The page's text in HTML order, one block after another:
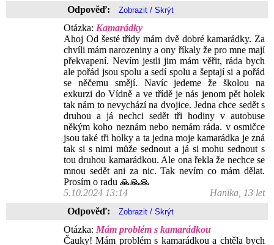
Odpověď:
Otázka: Kamarádky
Ahoj Od šesté třídy mám dvě dobré kamarádky. Za
chvíli mám narozeniny a ony říkaly že pro mne mají
překvapení. Nevím jestli jim mám věřit, ráda bych
ale pořád jsou spolu a sedí spolu a šeptají si a pořád
se něčemu smějí. Navíc jedeme že školou na
exkurzi do Vídně a ve třídě je nás jenom pět holek
tak nám to nevychází na dvojice. Jedna chce sedět s
druhou a já nechci sedět tři hodiny v autobuse
někým koho neznám nebo nemám ráda. v osmičce
jsou také tři holky a ta jedna moje kamarádka je zná
tak si s nimi může sednout a já si mohu sednout s
tou druhou kamarádkou. Ale ona řekla že nechce se
mnou sedět ani za nic. Tak nevím co mám dělat.
Prosím o radu 🙏🙏🙏
5.10.2024 13:14
Hanika, 13 let
Odpověď:
Otázka: Mám problém s kamarádkou
Čauky! Mám problém s kamarádkou a chtěla bych